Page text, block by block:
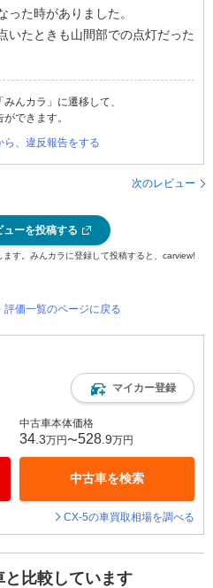
った時がありました。
いたときも山間部での点灯だった
んカラ」に遷移して、
できます。
ら、違反報告をする
次のレビュー
ーを投稿する
す。みんカラに登録して投稿すると、carview!
価一覧のページに戻る
マイカー登録
中古車本体価格
34 .3万円〜528 .9万円
中古車を検索
CX-5の車買取相場を調べる
比較しています